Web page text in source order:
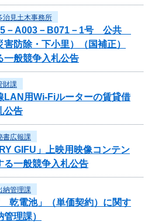
治見土木事務所
－A003－B071－1号 公共
防除・下小里）（国補正）
一般競争入札公告
財課
LAN用Wi-Fiルーターの賃貸借
公告
書広報課
GIFU」上映用映像コンテン
る一般競争入札公告
納管理課
乾電池」（単価契約）に関す
理課）